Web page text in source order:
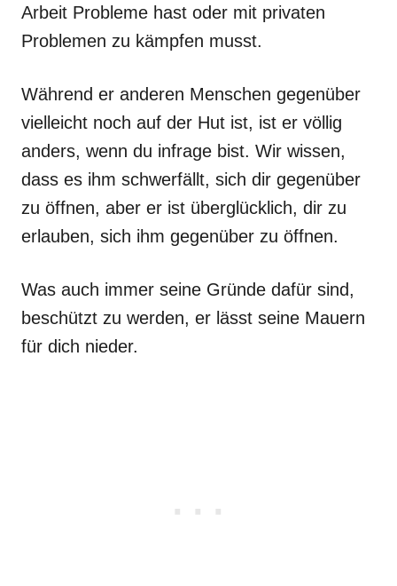
Arbeit Probleme hast oder mit privaten
Problemen zu kämpfen musst.
Während er anderen Menschen gegenüber
vielleicht noch auf der Hut ist, ist er völlig
anders, wenn du infrage bist. Wir wissen,
dass es ihm schwerfällt, sich dir gegenüber
zu öffnen, aber er ist überglücklich, dir zu
erlauben, sich ihm gegenüber zu öffnen.
Was auch immer seine Gründe dafür sind,
beschützt zu werden, er lässt seine Mauern
für dich nieder.